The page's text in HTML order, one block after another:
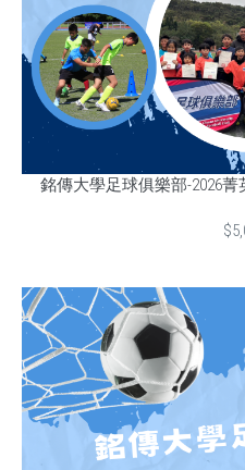
銘傳大學足球俱樂部-2026